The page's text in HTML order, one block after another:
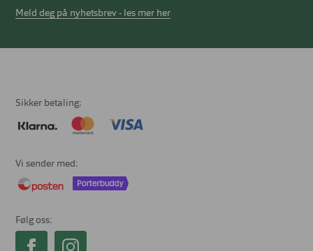
Meld deg på nyhetsbrev - les mer her
Sikker betaling
Vi sender med
Følg oss